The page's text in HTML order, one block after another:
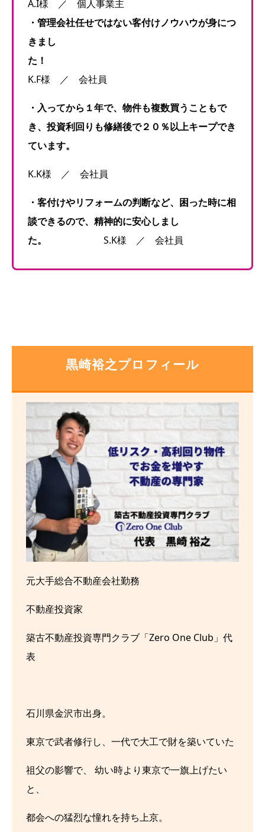
A.I様 ／ 個人事業主
・管理会社任せではない客付けノウハウが身につ
きまし
た！
K.F様 ／ 会社員
・入ってから１年で、物件も複数買うこともで
き、投資利回りも修繕後で２０％以上キープでき
ています。
K.K様 ／ 会社員
・客付けやリフォームの判断など、困った時に相
談できるので、精神的に安心しまし
た。 S.K様 ／ 会社員
黒崎裕之プロフィール
元大手総合不動産会社勤務
不動産投資家
築古不動産投資専門クラブ「Zero One Club」代
表
石川県金沢市出身。
東京で武者修行し、一代で大工で財を築いていた
祖父の影響で、 幼い時より東京で一旗上げたい
と、
都会への猛烈な憧れを持ち上京。